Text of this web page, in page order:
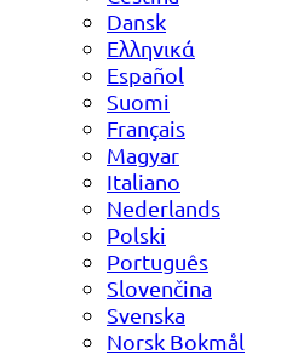
Dansk
Ελληνικά
Español
Suomi
Français
Magyar
Italiano
Nederlands
Polski
Português
Slovenčina
Svenska
Norsk Bokmål